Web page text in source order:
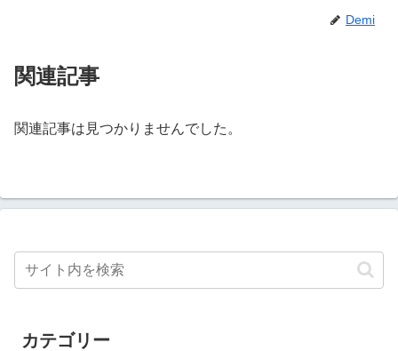
Demi
関連記事
関連記事は見つかりませんでした。
カテゴリー